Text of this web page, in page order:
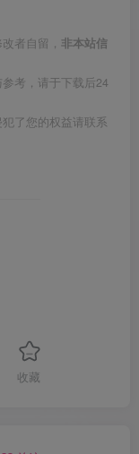
者自留， 非本站信
考，请于下载后24
了您的权益请联系
收藏